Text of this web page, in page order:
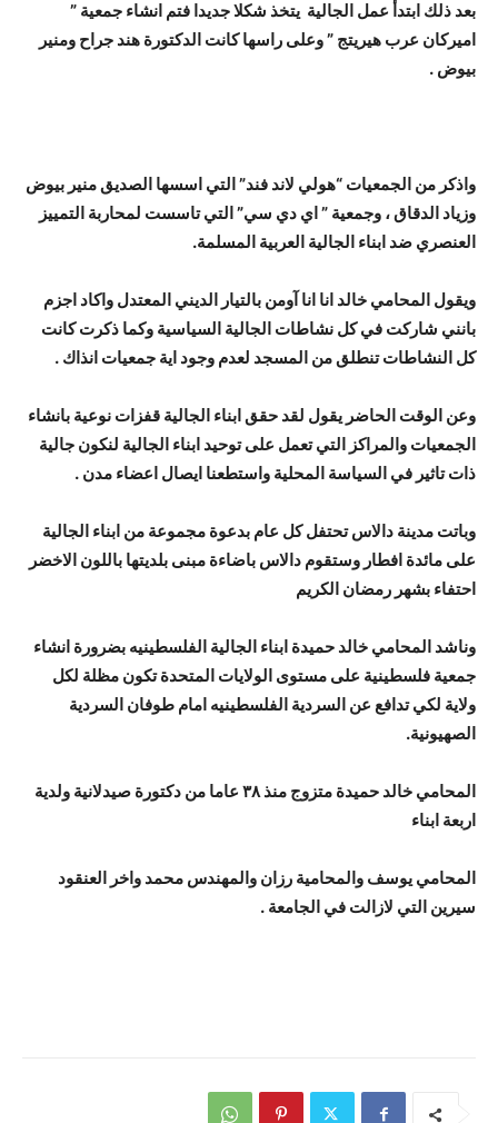
بعد ذلك ابتدأ عمل الجالية يتخذ شكلا جديدا فتم انشاء جمعية ”
اميركان عرب هيريتج ” وعلى راسها كانت الدكتورة هند جراح ومنير
بيوض .
واذكر من الجمعيات “هولي لاند فند” التي اسسها الصديق منير بيوض
وزياد الدقاق ، وجمعية ” اي دي سي” التي تاسست لمحاربة التمييز
العنصري ضد ابناء الجالية العربية المسلمة.
ويقول المحامي خالد انا انا آومن بالتيار الديني المعتدل واكاد اجزم
بانني شاركت في كل نشاطات الجالية السياسية وكما ذكرت كانت
كل النشاطات تنطلق من المسجد لعدم وجود اية جمعيات انذاك .
وعن الوقت الحاضر يقول لقد حقق ابناء الجالية قفزات نوعية بانشاء
الجمعيات والمراكز التي تعمل على توحيد ابناء الجالية لنكون جالية
ذات تاثير في السياسة المحلية واستطعنا ايصال اعضاء مدن .
وباتت مدينة دالاس تحتفل كل عام بدعوة مجموعة من ابناء الجالية
على مائدة افطار وستقوم دالاس باضاءة مبنى بلديتها باللون الاخضر
احتفاء بشهر رمضان الكريم
وناشد المحامي خالد حميدة ابناء الجالية الفلسطينيه بضرورة انشاء
جمعية فلسطينية على مستوى الولايات المتحدة تكون مظلة لكل
ولاية لكي تدافع عن السردية الفلسطينيه امام طوفان السردية
الصهيونية.
المحامي خالد حميدة متزوج منذ ٣٨ عاما من دكتورة صيدلانية ولدية
اربعة ابناء
المحامي يوسف والمحامية رزان والمهندس محمد واخر العنقود
سيرين التي لازالت في الجامعة .